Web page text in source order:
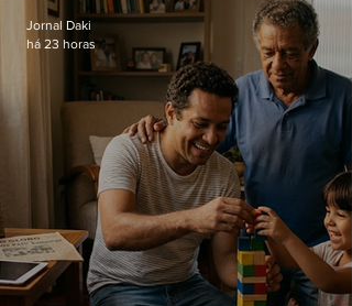
Jornal Daki
há 23 horas